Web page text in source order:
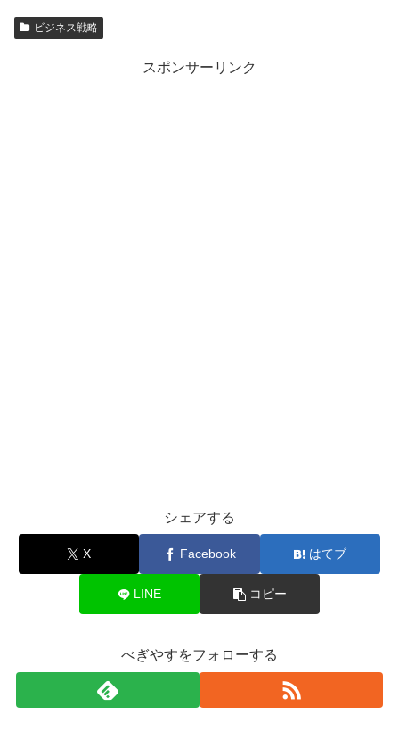
ビジネス戦略
スポンサーリンク
シェアする
X Facebook はてブ
LINE コピー
べぎやすをフォローする